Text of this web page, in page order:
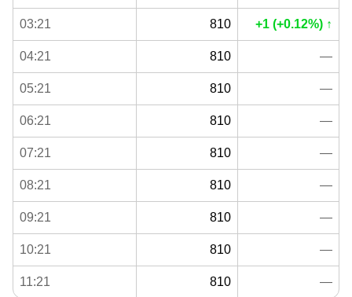
03:21 810 +1 (+0.12%) ↑
04:21 810 —
05:21 810 —
06:21 810 —
07:21 810 —
08:21 810 —
09:21 810 —
10:21 810 —
11:21 810 —